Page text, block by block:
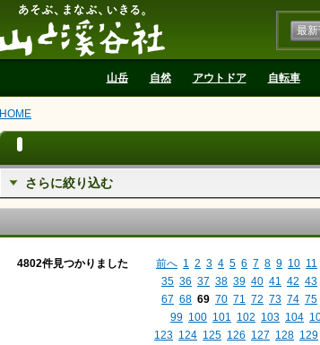
最
山岳 自然 アウトドア 自転車
HOME
さらに絞り込む
4802件見つかりました 前へ 1 2 3 4 5 6 7 8 9 10 11
35 36 37 38 39 40 41 42 43
67 68 69 70 71 72 73 74 75
99 100 101 102 103 104
123 124 125 126 127 128 129